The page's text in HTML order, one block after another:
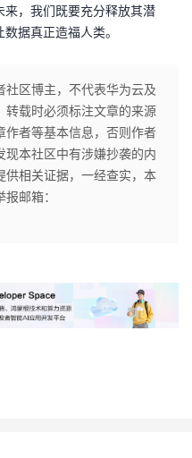
，我们既要充分释放其潜
据真正造福人类。
社区博主，不代表华为云及
转载时必须标注文章的来源
作者等基本信息，否则作者
本社区中有涉嫌抄袭的内
供相关证据，一经查实，本
邮箱：